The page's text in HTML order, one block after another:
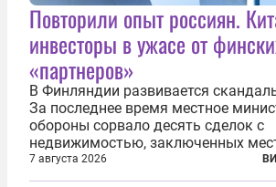
Повторили опыт россиян.
инвесторы в ужасе от
«партнеров»
В Финляндии развивается
За последнее время местное
обороны сорвало десять сделок с
недвижимостью, заключенных
фирмами с китайским капиталом.
заявили, что они могли
7 августа 2026